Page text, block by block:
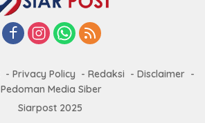
Privacy Policy Redaksi
Disclaimer
Pedoman Media Siber
Siarpost 2025